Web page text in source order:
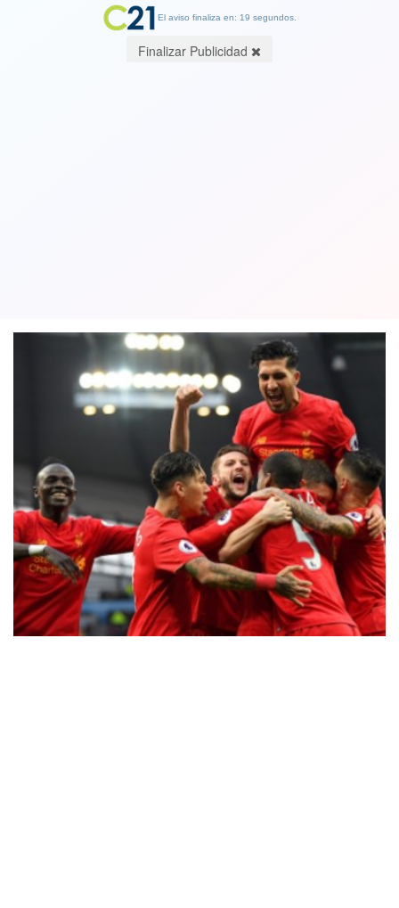
El aviso finaliza en: 19 segundos.
Finalizar Publicidad